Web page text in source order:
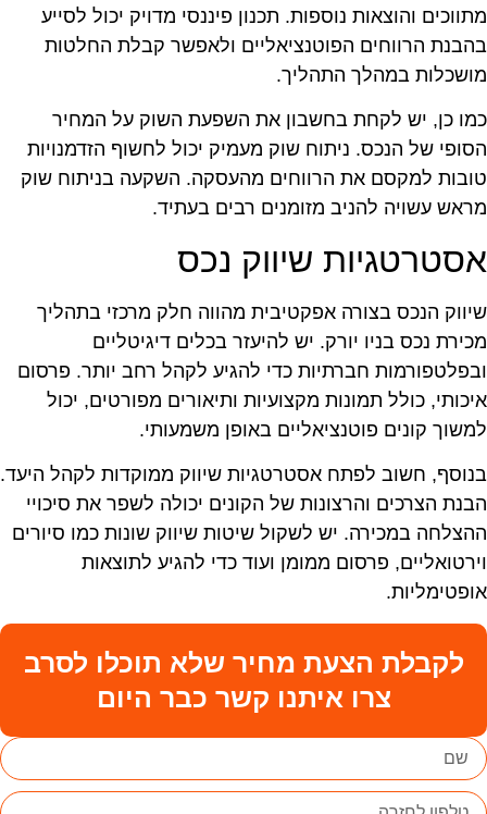
והוצאות נוספות. תכנון פיננסי מדויק יכול לסייע
הרווחים הפוטנציאליים ולאפשר קבלת החלטות
במהלך התהליך.
כן, יש לקחת בחשבון את השפעת השוק על המחיר
של הנכס. ניתוח שוק מעמיק יכול לחשוף הזדמנויות
למקסם את הרווחים מהעסקה. השקעה בניתוח שוק
עשויה להניב מזומנים רבים בעתיד.
שיווק נכס
הנכס בצורה אפקטיבית מהווה חלק מרכזי בתהליך
נכס בניו יורק. יש להיעזר בכלים דיגיטליים
חברתיות כדי להגיע לקהל רחב יותר. פרסום
כולל תמונות מקצועיות ותיאורים מפורטים, יכול
קונים פוטנציאליים באופן משמעותי.
חשוב לפתח אסטרטגיות שיווק ממוקדות לקהל היעד.
הצרכים והרצונות של הקונים יכולה לשפר את סיכויי
במכירה. יש לשקול שיטות שיווק שונות כמו סיורים
פרסום ממומן ועוד כדי להגיע לתוצאות
לקבלת הצעת מחיר שלא תוכלו לסרב
צרו איתנו קשר כבר היום